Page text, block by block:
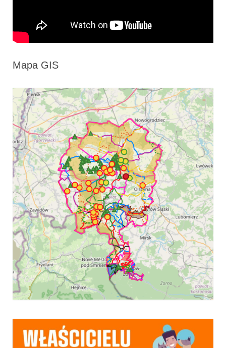
Mapa GIS